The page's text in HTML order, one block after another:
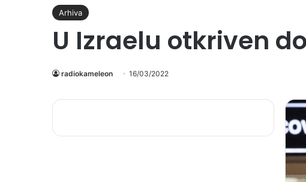
Arhiva
U Izraelu otkriven
radiokameleon 16/03/2022